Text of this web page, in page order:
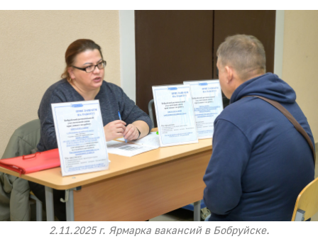
2.11.2025 г. Ярмарка вакансий в Бобруйске.